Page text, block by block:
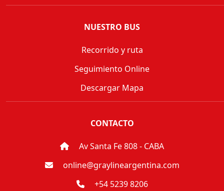
NUESTRO BUS
Recorrido y ruta
Seguimiento Online
Descargar Mapa
CONTACTO
Av Santa Fe 808 - CABA
online@graylineargentina.com
+54 5239 8206